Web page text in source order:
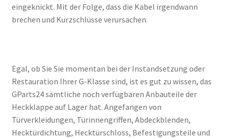
eingeknickt. Mit der Folge, dass die Kabel irgendwann
brechen und Kurzschlüsse verursachen.
Egal, ob Sie Sie momentan bei der Instandsetzung oder
Restauration Ihrer G-Klasse sind, ist es gut zu wissen, das
GParts24 sämtliche noch verfügbaren Anbauteile der
Heckklappe auf Lager hat. Angefangen von
Türverkleidungen, Türinnengriffen, Abdeckblenden,
Hecktürdichtung, Hecktürschloss, Befestigungsteile und